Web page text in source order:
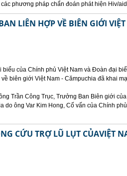
phương pháp chẩn đoán phát hiện Hiv/
LIÊN HỢP VỀ BIÊN GIỚI
của Chính phủ Việt Nam và Đoàn đại
biên giới Việt Nam - Cămpuchia đã khai
Trần Công Trục, Trưởng Ban Biên giới
do ông Var Kim Hong, Cố vấn của Chính
CỨU TRỢ LŨ LỤT CỦAVIỆT